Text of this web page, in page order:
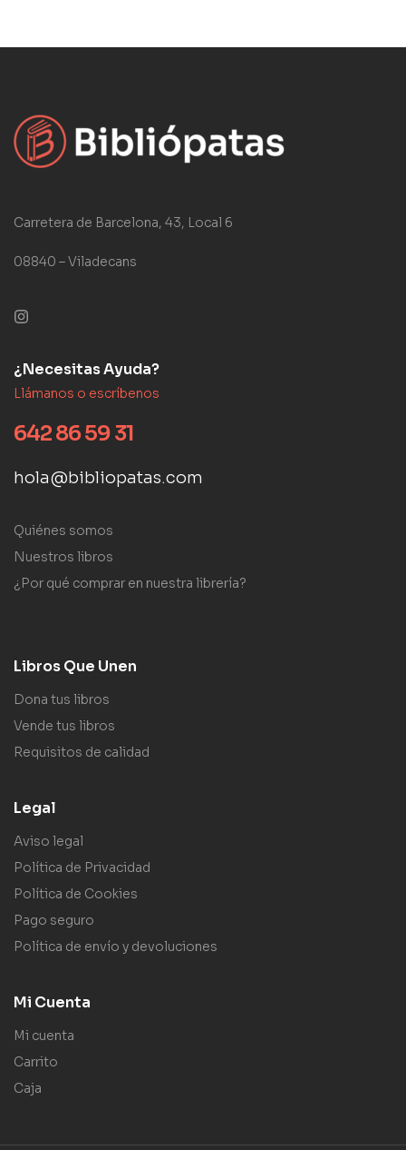
Carretera de Barcelona, 43, Local 6
08840 – Viladecans
¿Necesitas Ayuda?
Llámanos o escríbenos
642 86 59 31
hola@bibliopatas.com
Quiénes somos
Nuestros libros
¿Por qué comprar en nuestra librería?
Libros Que Unen
Dona tus libros
Vende tus libros
Requisitos de calidad
Legal
Aviso legal
Política de Privacidad
Política de Cookies
Pago seguro
Política de envío y devoluciones
Mi Cuenta
Mi cuenta
Carrito
Caja